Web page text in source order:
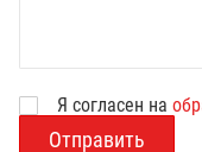
Я согласен на